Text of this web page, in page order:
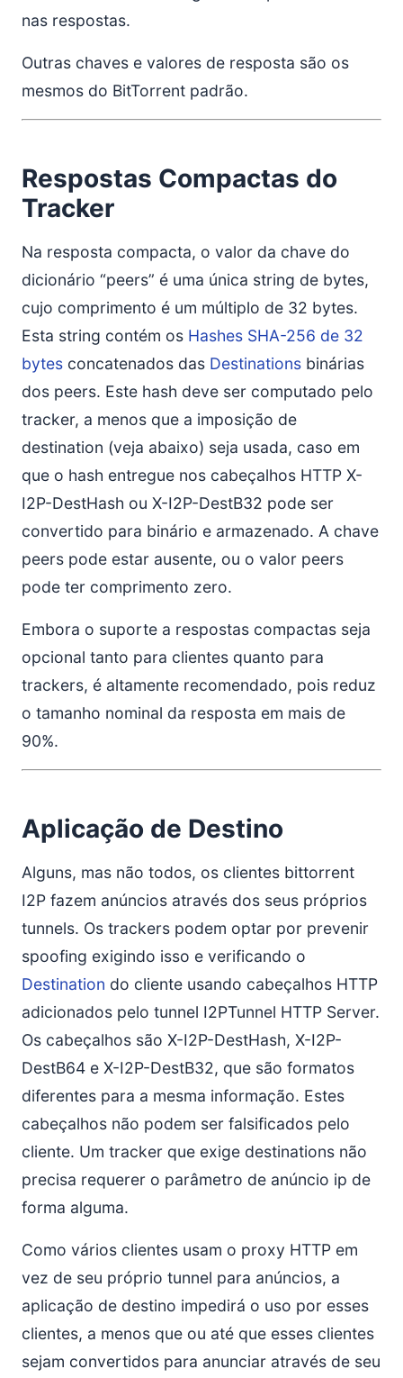
nas respostas.
Outras chaves e valores de resposta são os
mesmos do BitTorrent padrão.
Respostas Compactas do
Tracker
Na resposta compacta, o valor da chave do
dicionário “peers” é uma única string de bytes,
cujo comprimento é um múltiplo de 32 bytes.
Esta string contém os Hashes SHA-256 de 32
bytes concatenados das Destinations binárias
dos peers. Este hash deve ser computado pelo
tracker, a menos que a imposição de
destination (veja abaixo) seja usada, caso em
que o hash entregue nos cabeçalhos HTTP X-
I2P-DestHash ou X-I2P-DestB32 pode ser
convertido para binário e armazenado. A chave
peers pode estar ausente, ou o valor peers
pode ter comprimento zero.
Embora o suporte a respostas compactas seja
opcional tanto para clientes quanto para
trackers, é altamente recomendado, pois reduz
o tamanho nominal da resposta em mais de
90%.
Aplicação de Destino
Alguns, mas não todos, os clientes bittorrent
I2P fazem anúncios através dos seus próprios
tunnels. Os trackers podem optar por prevenir
spoofing exigindo isso e verificando o
Destination do cliente usando cabeçalhos HTTP
adicionados pelo tunnel I2PTunnel HTTP Server.
Os cabeçalhos são X-I2P-DestHash, X-I2P-
DestB64 e X-I2P-DestB32, que são formatos
diferentes para a mesma informação. Estes
cabeçalhos não podem ser falsificados pelo
cliente. Um tracker que exige destinations não
precisa requerer o parâmetro de anúncio ip de
forma alguma.
Como vários clientes usam o proxy HTTP em
vez de seu próprio tunnel para anúncios, a
aplicação de destino impedirá o uso por esses
clientes, a menos que ou até que esses clientes
sejam convertidos para anunciar através de seu